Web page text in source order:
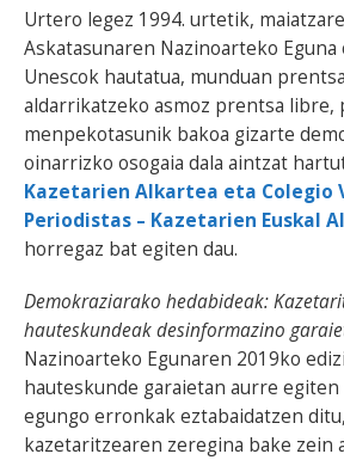
Urtero legez 1994. urtetik,
Askatasunaren Nazinoarteko Eguna
Unescok hautatua, munduan
aldarrikatzeko asmoz prentsa libre,
menpekotasunik bakoa gizarte
oinarrizko osogaia dala aintzat
Kazetarien Alkartea eta Colegio
Periodistas – Kazetarien Euskal
horregaz bat egiten dau.
Demokraziarako hedabideak:
hauteskundeak desinformazino
Nazinoarteko Egunaren 2019ko
hauteskunde garaietan aurre
egungo erronkak eztabaidatzen
kazetaritzearen zeregina bake zein